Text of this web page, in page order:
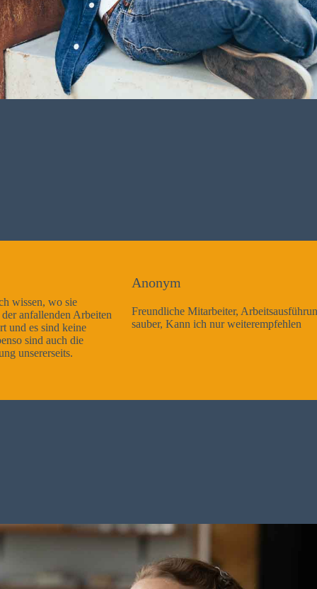
Freundliche Mitarbeiter, Arbeitsausführung sehr gut und sehr
sauber, Kann ich nur weiterempfehlen